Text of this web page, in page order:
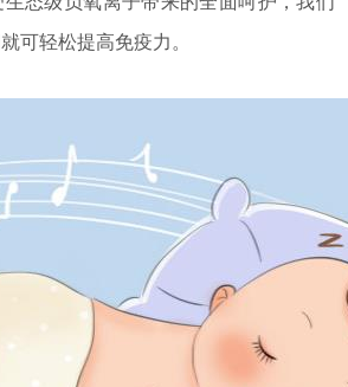
可轻松提高免疫力。